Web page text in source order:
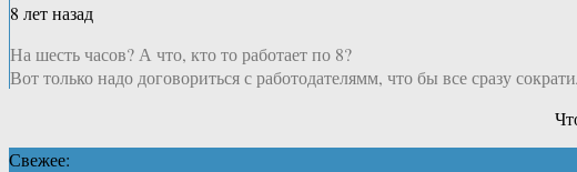
8 лет назад
На шесть часов? А что, кто то работает по 8?
Вот только надо договориться с работодателямм, что бы все сразу
Свежее: